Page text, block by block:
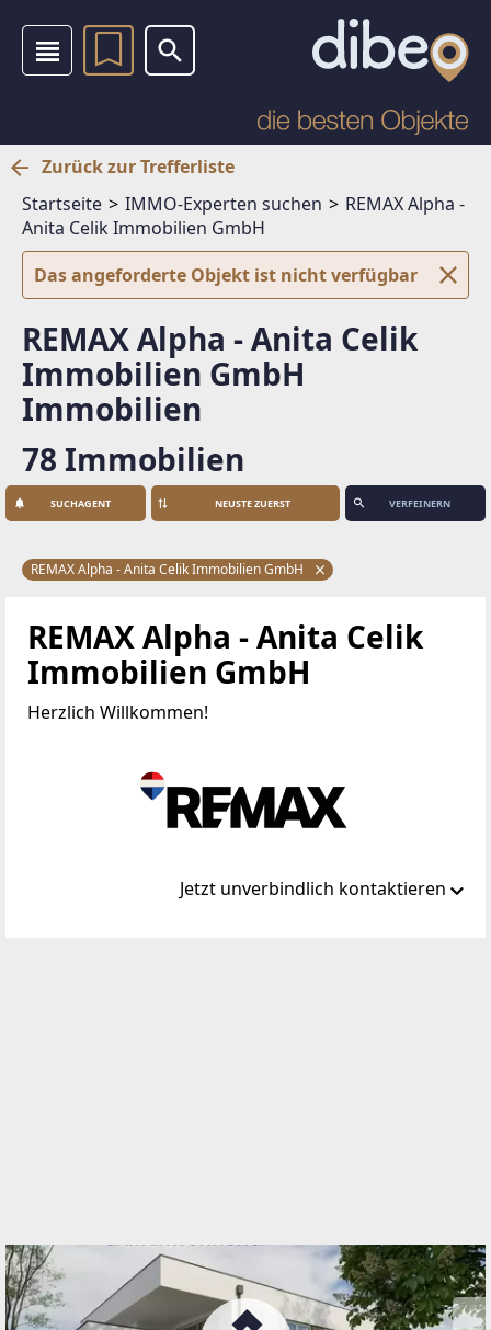
Zurück zur Trefferliste
Startseite
IMMO-Experten suchen
REMAX Alpha -
Anita Celik Immobilien GmbH
Das angeforderte Objekt ist nicht verfügbar
REMAX Alpha - Anita Celik
Immobilien GmbH
Immobilien
78 Immobilien
SUCHAGENT VERFEINERN
REMAX Alpha - Anita Celik Immobilien GmbH
REMAX Alpha - Anita Celik
Immobilien GmbH
Herzlich Willkommen!
Jetzt unverbindlich kontaktieren